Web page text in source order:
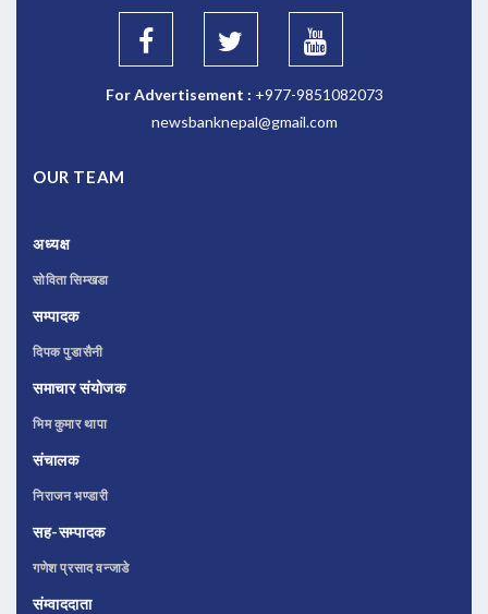
For Advertisement : +977-9851082073
newsbanknepal@gmail.com
OUR TEAM
अध्यक्ष
सोविता सिम्खडा
सम्पादक
दिपक पुडासैनी
समाचार संयोजक
भिम कुमार थापा
संचालक
निराजन भण्डारी
सह-सम्पादक
गणेश प्रसाद वन्जाडे
संम्वाददाता